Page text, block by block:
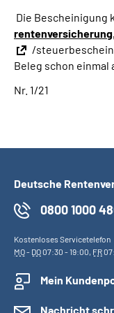
Die Bescheinigung
/
Beleg schon einmal
Nr. 1/21
Deutsche
0800 1000
Kostenloses Servicetelefon
MO- DO07:30 - 19:00, FR
Mein
Nachricht